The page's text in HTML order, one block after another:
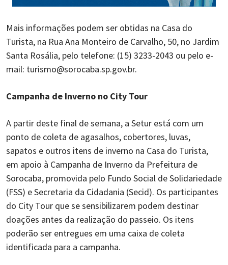
Mais informações podem ser obtidas na Casa do
Turista, na Rua Ana Monteiro de Carvalho, 50, no Jardim
Santa Rosália, pelo telefone: (15) 3233-2043 ou pelo e-
mail: turismo@sorocaba.sp.gov.br.
Campanha de Inverno no City Tour
A partir deste final de semana, a Setur está com um
ponto de coleta de agasalhos, cobertores, luvas,
sapatos e outros itens de inverno na Casa do Turista,
em apoio à Campanha de Inverno da Prefeitura de
Sorocaba, promovida pelo Fundo Social de Solidariedade
(FSS) e Secretaria da Cidadania (Secid). Os participantes
do City Tour que se sensibilizarem podem destinar
doações antes da realização do passeio. Os itens
poderão ser entregues em uma caixa de coleta
identificada para a campanha.